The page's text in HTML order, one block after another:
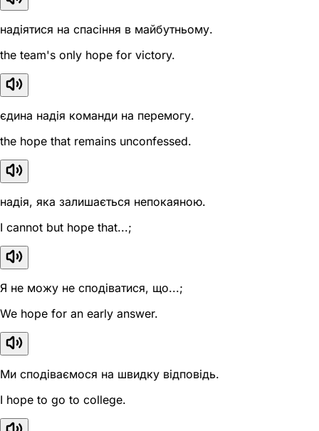
надіятися на спасіння в майбутньому.
the team's only hope for victory.
єдина надія команди на перемогу.
the hope that remains unconfessed.
надія, яка залишається непокаяною.
I cannot but hope that...;
Я не можу не сподіватися, що...;
We hope for an early answer.
Ми сподіваємося на швидку відповідь.
I hope to go to college.